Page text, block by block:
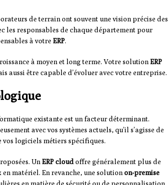
de terrain ont souvent une vision précise des
les responsables de chaque département pour
à votre ERP.
à moyen et long terme. Votre solution ERP
aussi être capable d’évoluer avec votre entreprise.
existante est un facteur déterminant.
avec vos systèmes actuels, qu’il s’agisse de
vos logiciels métiers spécifiques.
Un ERP cloud offre généralement plus de
matériel. En revanche, une solution on-premise